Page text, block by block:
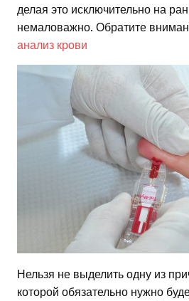
делая это исключительно на
немаловажно. Обратите
анализ крови
Нельзя не выделить одну из
которой обязательно нужно